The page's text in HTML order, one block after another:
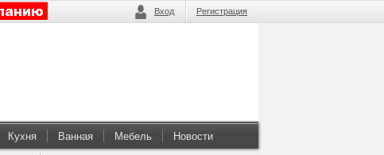
Вход Регистрация
Кухня Ванная Мебель Новости